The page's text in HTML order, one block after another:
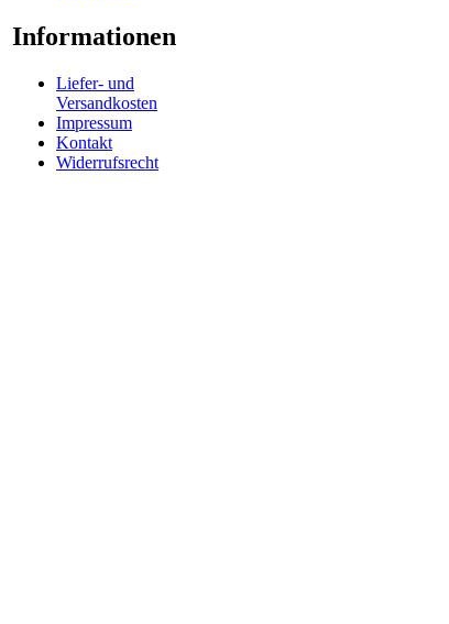
Informationen
Liefer- und
Versandkosten
Impressum
Kontakt
Widerrufsrecht